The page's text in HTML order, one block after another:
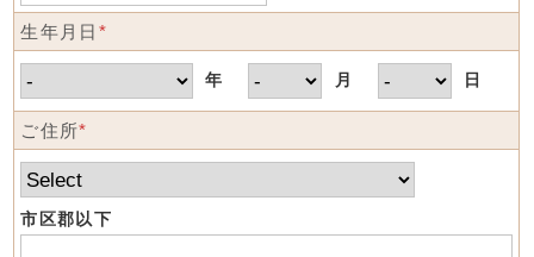
生年月日 *
年 月 日
ご住所*
市区郡以下